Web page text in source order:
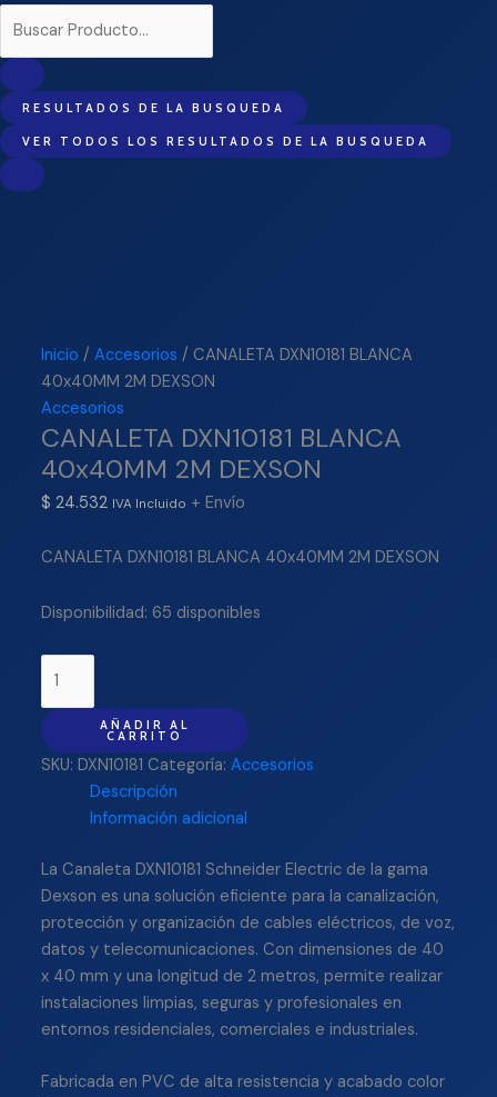
RESULTADOS DE LA BUSQUEDA
VER TODOS LOS RESULTADOS DE LA BUSQUEDA
Inicio /Accesorios / CANALETA DXN10181 BLANCA
40x40MM 2M DEXSON
Accesorios
CANALETA DXN10181 BLANCA
40x40MM 2M DEXSON
$ 24.532 IVA Incluido + Envío
CANALETA DXN10181 BLANCA 40x40MM 2M DEXSON
Disponibilidad: 65 disponibles
AÑADIR AL
CARRITO
SKU:DXN10181 Categoría:Accesorios
Descripción
Información adicional
La Canaleta DXN10181 Schneider Electric de la gama
Dexson es una solución eficiente para la canalización,
protección y organización de cables eléctricos, de voz,
datos y telecomunicaciones. Con dimensiones de 40
x 40 mm y una longitud de 2 metros, permite realizar
instalaciones limpias, seguras y profesionales en
entornos residenciales, comerciales e industriales.
Fabricada en PVC de alta resistencia y acabado color